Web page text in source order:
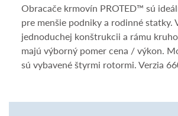
Obracače krmovín PROTED™ sú
pre menšie podniky a rodinné statky.
jednoduchej konštrukcii a rámu
majú výborný pomer cena / výkon.
sú vybavené štyrmi rotormi. Verzia